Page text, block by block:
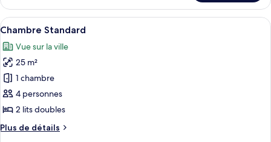
chambre,
cuisinette
Studio
supérieur,
1
cuisinette
Afficher
toutes
les
photos
pour
ce
type
chambre :
Une chambre d’hôtel avec deux lits,
7
Chambre Standard
Vue sur la ville
25 m²
1 chambre
4 personnes
2 lits doubles
Plus de détails
Plus